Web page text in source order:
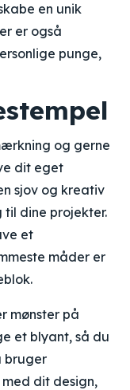
en unik
er også
punge,
og gerne
dit eget
sjov og kreativ
dine projekter.
et
måder er
mønster på
et blyant, så du
bruger
dit design,